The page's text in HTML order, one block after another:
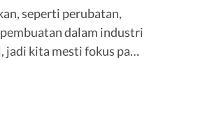
seperti perubatan,
dalam industri
kita mesti fokus pada